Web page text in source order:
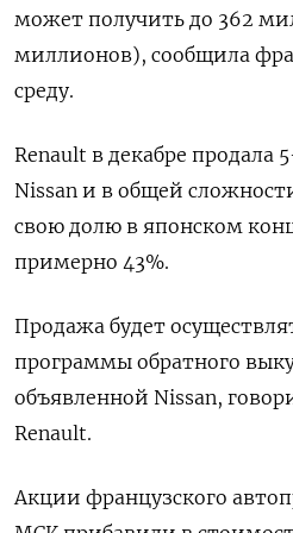
может получить до 362
миллионов), сообщила
среду.
Renault в декабре
Nissan и в общей
свою долю в японском
примерно 43%.
Продажа будет
программы обратного
объявленной Nissan,
Renault.
Акции французского